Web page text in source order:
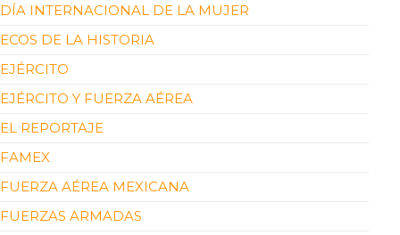
DÍA INTERNACIONAL DE LA MUJER
ECOS DE LA HISTORIA
EJÉRCITO
EJÉRCITO Y FUERZA AÉREA
EL REPORTAJE
FAMEX
FUERZA AÉREA MEXICANA
FUERZAS ARMADAS